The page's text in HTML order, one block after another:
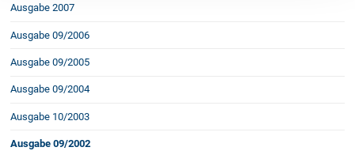
Ausgabe 2007
Ausgabe 09/2006
Ausgabe 09/2005
Ausgabe 09/2004
Ausgabe 10/2003
Ausgabe 09/2002